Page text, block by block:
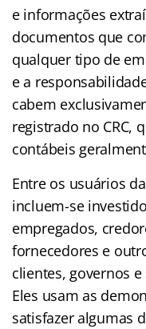
e informações
documentos que
qualquer tipo de
e a
cabem
registrado no CRC,
contábeis
Entre os usuários
incluem-se
empregados,
fornecedores e
clientes, governos
Eles usam as
satisfazer algumas